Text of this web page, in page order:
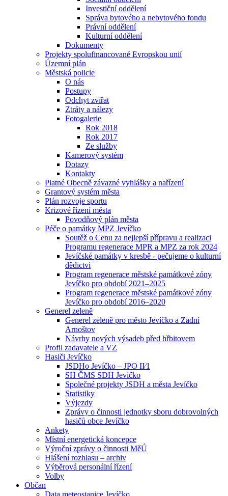
Investiční oddělení
Správa bytového a nebytového fondu
Právní oddělení
Kulturní oddělení
Dokumenty
Projekty spolufinancované Evropskou unií
Územní plán
Městská policie
O nás
Postupy
Odchyt zvířat
Ztráty a nálezy
Fotogalerie
Rok 2018
Rok 2017
Ze služby
Kamerový systém
Dotazy
Kontakty
Platné Obecně závazné vyhlášky a nařízení
Grantový systém města
Plán rozvoje sportu
Krizové řízení města
Povodňový plán města
Péče o památky MPZ Jevíčko
Soutěž o Cenu za nejlepší přípravu a realizaci
Programu regenerace MPR a MPZ za rok 2024
Jevíčské památky v kresbě - pečujeme o kulturní
dědictví
Program regenerace městské památkové zóny
Jevíčko pro období 2021–2025
Program regenerace městské památkové zóny
Jevíčko pro období 2016–2020
Generel zeleně
Generel zeleně pro město Jevíčko a Zadní
Arnoštov
Návrhy nových výsadeb před hřbitovem
Profil zadavatele a VZ
Hasiči Jevíčko
JSDHo Jevíčko – JPO II⁄1
SH ČMS SDH Jevíčko
Společné projekty JSDH a města Jevíčko
Statistiky
Výjezdy
Zprávy o činnosti jednotky sboru dobrovolných
hasičů obce Jevíčko
Ankety
Místní energetická koncepce
Výroční zprávy o činnosti MěÚ
Hlášení rozhlasu – archiv
Výběrová personální řízení
Volby
Občan
Data meteostanice Jevíčko